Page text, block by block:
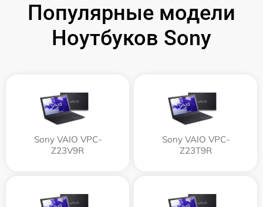
Популярные модели
Ноутбуков Sony
Sony VAIO VPC-
Z23V9R
Sony VAIO VPC-
Z23T9R